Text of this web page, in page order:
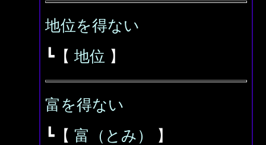
地位を得ない
┗【 地位 】
富を得ない
┗【 富（とみ） 】